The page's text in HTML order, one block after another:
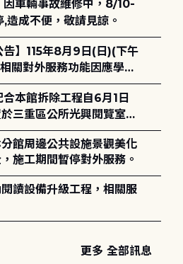
成不便，敬請見諒。
關對外服務功能因應學術
。
三重區公所光興閱覽室，
分館周邊公共設施景觀美化
施工期間暫停對外服務。
閱讀設備升級工程，相關服
更多 全部訊息